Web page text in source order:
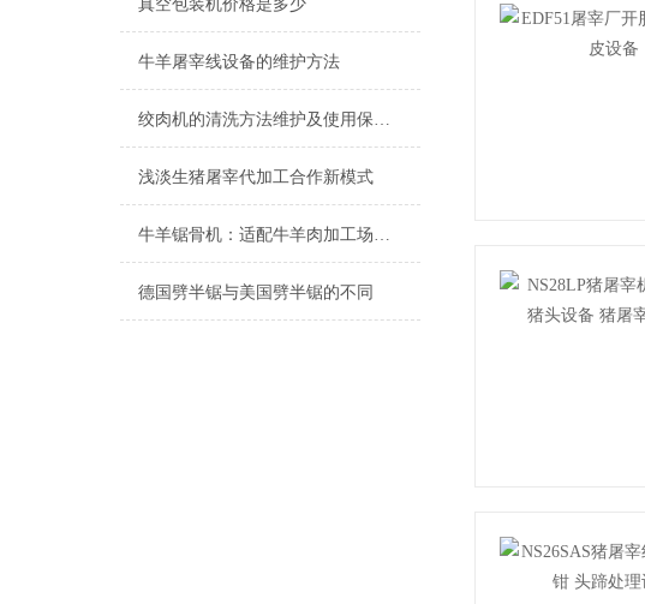
真空包装机价格是多少
牛羊屠宰线设备的维护方法
绞肉机的清洗方法维护及使用保养注意事项
浅淡生猪屠宰代加工合作新模式
牛羊锯骨机：适配牛羊肉加工场景的核心设计优势
德国劈半锯与美国劈半锯的不同